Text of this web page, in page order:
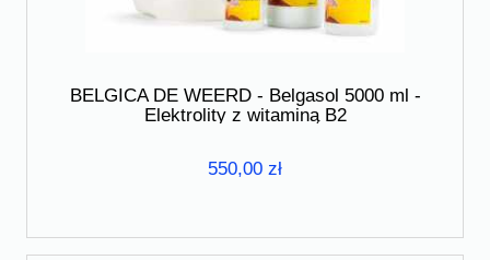
BELGICA DE WEERD - Belgasol 5000 ml -
Elektrolity z witaminą B2
550,00 zł